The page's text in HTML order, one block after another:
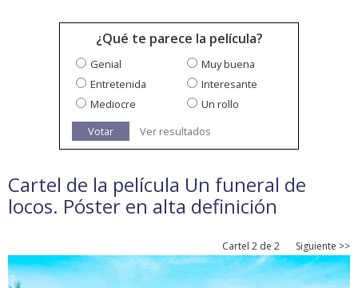
¿Qué te parece la película?
Genial
Muy buena
Entretenida
Interesante
Mediocre
Un rollo
Votar
Ver resultados
Cartel de la película Un funeral de
locos. Póster en alta definición
Cartel 2 de 2 Siguiente >>